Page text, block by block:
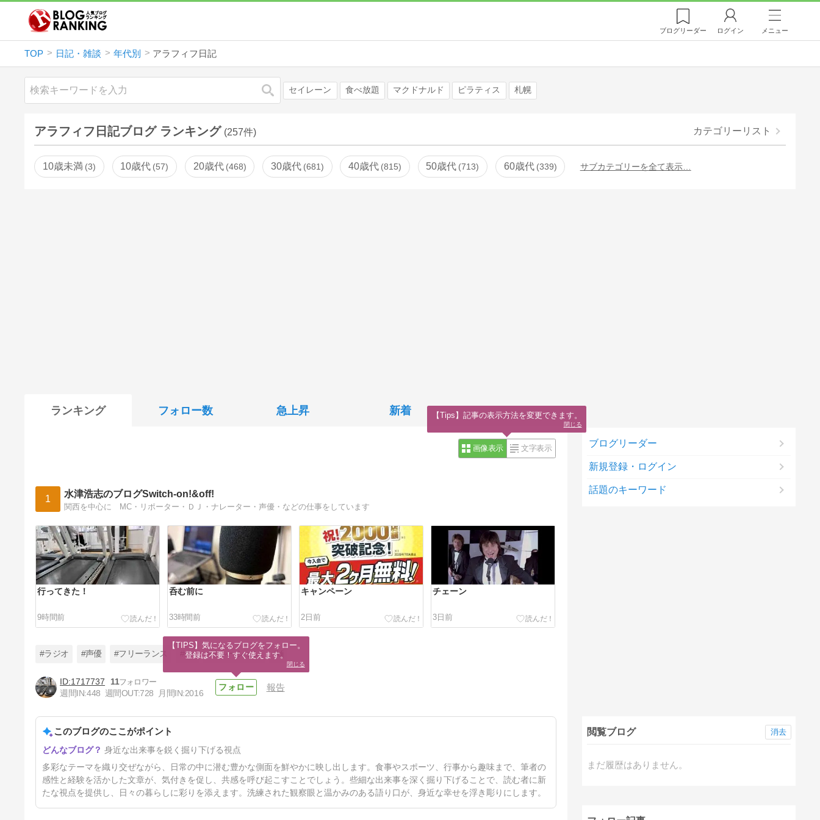
ブログリーダー ログイン メニュー
TOP 日記・雑談 年代別 アラフィフ日記
検索 セイレーン 食べ放題 マクドナルド ピラティス 札幌
アラフィフ日記ブログ ランキング (257件) カテゴリーリスト
10歳未満 3 10歳代 57 20歳代 468 30歳代 681 40歳代 815 50歳代 713 60歳代 339 サブカテゴリーを全て表示…
ランキング フォロー数 急上昇 新着
画像表示 文字表示
1 水津浩志のブログSwitch-on!&off!
関西を中心に MC・リポーター・ＤＪ・ナレーター・声優・などの仕事をしています
行ってきた！
9時間前
呑む前に
33時間前
キャンペーン
2日前
チェーン
3日前
4日前
#ラジオ #声優 #フリーランス #mc #ナレーション #dj
1717737
11
週間IN:448 週間OUT:728 月間IN:2016
報告
このブログのここがポイント
身近な出来事を鋭く掘り下げる視点
多彩なテーマを織り交ぜながら、日常の中に潜む豊かな側面を鮮やかに映し出します。食事やスポーツ、行事から趣味まで、筆者の
感性と経験を活かした文章が、気付きを促し、共感を呼び起こすことでしょう。些細な出来事を深く掘り下げることで、読む者に新
たな視点を提供し、日々の暮らしに彩りを添えます。洗練された観察眼と温かみのある語り口が、身近な幸せを浮き彫りにします。
ブログリーダー
新規登録・ログイン
話題のキーワード
閲覧ブログ
まだ履歴はありません。
消去
【TIPS】気になるブログをフォロー。
登録は不要！すぐ使えます。
閉じる
【Tips】記事の表示方法を変更できます。
閉じる